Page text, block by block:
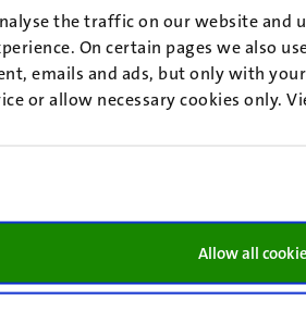
the traffic on our website and
On certain pages we also
emails and ads, but only with
or allow necessary cookies only.
Allow all